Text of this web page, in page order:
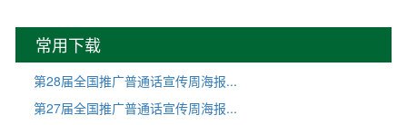
常用下载
第28届全国推广普通话宣传周海报...
第27届全国推广普通话宣传周海报...